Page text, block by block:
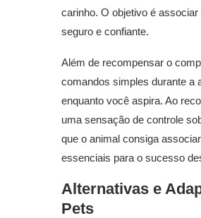
carinho. O objetivo é
seguro e confiante.
Além de recompensar o
comandos simples durante a
enquanto você aspira. Ao
uma sensação de controle
que o animal consiga
essenciais para o sucesso
Alternativas e
Pets